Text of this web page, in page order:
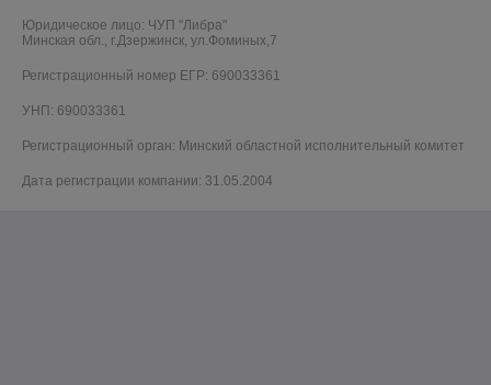
Юридическое лицо: ЧУП "Либра"
Минская обл., г.Дзержинск, ул.Фоминых,7
Регистрационный номер ЕГР: 690033361
УНП: 690033361
Регистрационный орган: Минский областной исполнительный комитет
Дата регистрации компании: 31.05.2004